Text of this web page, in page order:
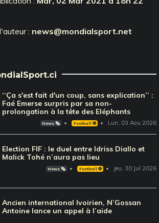
: news@mondialsport.net
‘‘Ça s'est fait d'un coup, sans explication’’ :
Faé Emerse surpris par sa non-
prolongation à la tête des Eléphants
News 🗞️ Football ⚽️ Lun, 03 Aou 2026
Election FIF : le duel entre Idriss Diallo et
Malick Tohé n’aura pas lieu
News 🗞️ Football ⚽️ Jeu, 30 Jul 2026
Ancien international Ivoirien, N’Gossan
Antoine lance un appel à l’aide